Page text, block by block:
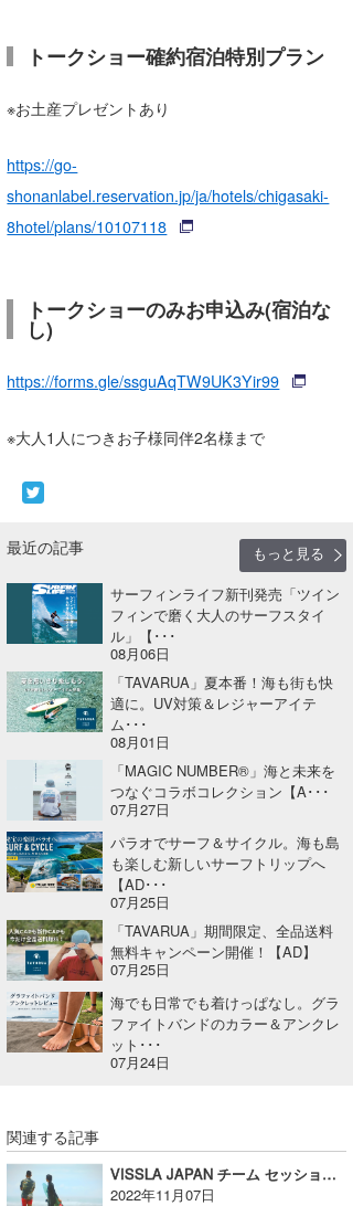
トークショー確約宿泊特別プラン
※お土産プレゼントあり
https://go-
shonanlabel.reservation.jp/ja/hotels/chigasaki-
8hotel/plans/10107118
トークショーのみお申込み(宿泊な
し)
https://forms.gle/ssguAqTW9UK3Yir99
※大人1人につきお子様同伴2名様まで
最近の記事
もっと見る
サーフィンライフ新刊発売「ツイン
フィンで磨く大人のサーフスタイ
ル」【･･･
08月06日
「TAVARUA」夏本番！海も街も快
適に。UV対策＆レジャーアイテ
ム･･･
08月01日
「MAGIC NUMBER®」海と未来を
つなぐコラボコレクション【A･･･
07月27日
パラオでサーフ＆サイクル。海も島
も楽しむ新しいサーフトリップへ
【AD･･･
07月25日
「TAVARUA」期間限定、全品送料
無料キャンペーン開催！【AD】
07月25日
海でも日常でも着けっぱなし。グラ
ファイトバンドのカラー＆アンクレ
ット･･･
07月24日
関連する記事
VISSLA JAPAN チーム セッション @作田 2022 FALL Ⅱ
2022年11月07日